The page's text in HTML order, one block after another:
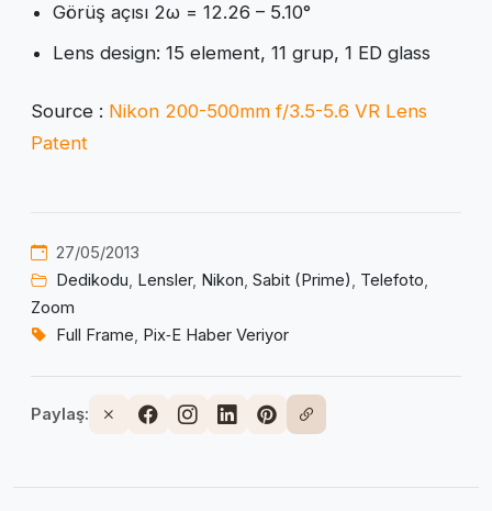
Görüş açısı 2ω = 12.26 – 5.10°
Lens design: 15 element, 11 grup, 1 ED glass
Source : Nikon 200-500mm f/3.5-5.6 VR Lens
Patent
27/05/2013
Dedikodu, Lensler, Nikon, Sabit (Prime), Telefoto,
Zoom
Full Frame, Pix‑E Haber Veriyor
Paylaş: